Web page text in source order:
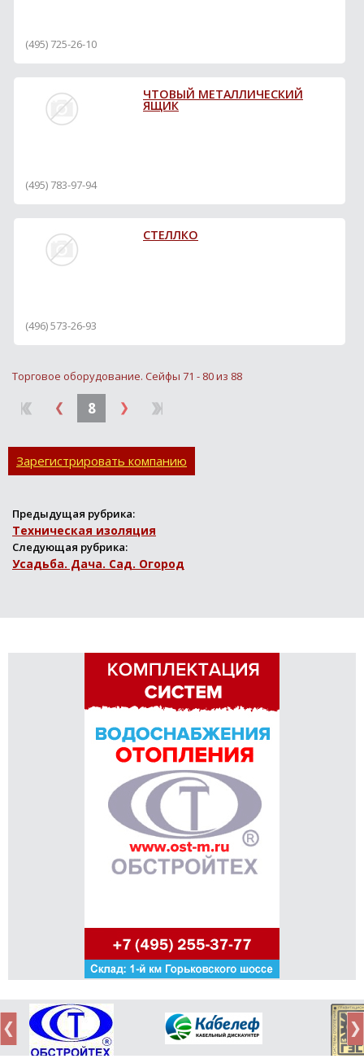
(495) 725-26-10
ЧТОВЫЙ МЕТАЛЛИЧЕСКИЙ
ЯЩИК
(495) 783-97-94
СТЕЛЛКО
(496) 573-26-93
Торговое оборудование. Сейфы 71 - 80 из 88
8
Зарегистрировать компанию
Предыдущая рубрика:
Техническая изоляция
Следующая рубрика:
Усадьба. Дача. Сад. Огород